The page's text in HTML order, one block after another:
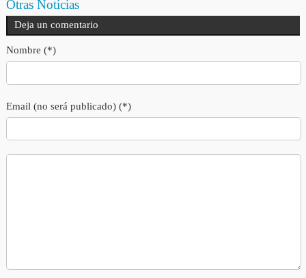
Otras Noticias
Deja un comentario
Nombre (*)
Email (no será publicado) (*)